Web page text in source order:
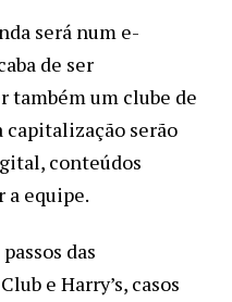
será num e-
de ser
também um clube de
capitalização serão
conteúdos
a equipe.
das
e Harry’s, casos